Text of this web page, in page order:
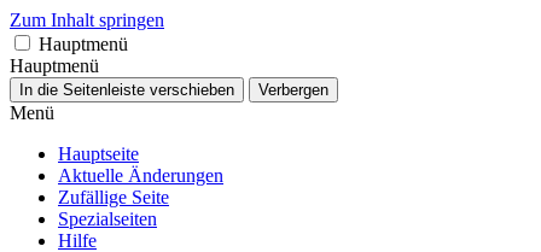
Zum Inhalt springen
Hauptmenü
Hauptmenü
In die Seitenleiste verschieben Verbergen
Menü
Hauptseite
Aktuelle Änderungen
Zufällige Seite
Spezialseiten
Hilfe